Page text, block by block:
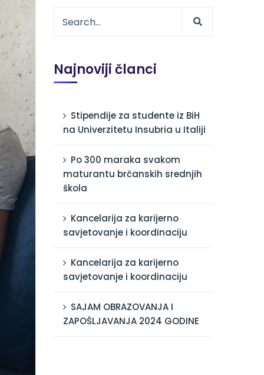
Najnoviji članci
Stipendije za studente iz BiH
na Univerzitetu Insubria u Italiji
Po 300 maraka svakom
maturantu brčanskih srednjih
škola
Kancelarija za karijerno
savjetovanje i koordinaciju
Kancelarija za karijerno
savjetovanje i koordinaciju
SAJAM OBRAZOVANJA I
ZAPOŠLJAVANJA 2024 GODINE